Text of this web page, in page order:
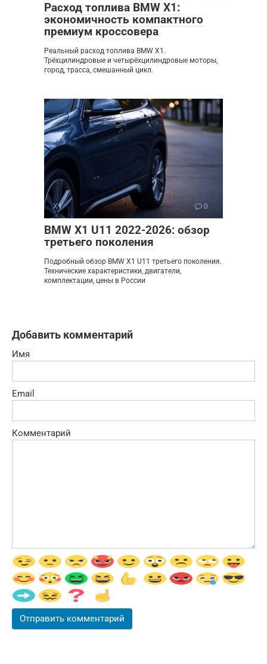
Расход топлива BMW X1:
экономичность компактного
премиум кроссовера
Реальный расход топлива BMW X1.
Трёхцилиндровые и четырёхцилиндровые моторы,
город, трасса, смешанный цикл.
X1 0
BMW X1 U11 2022-2026: обзор
третьего поколения
Подробный обзор BMW X1 U11 третьего поколения.
Технические характеристики, двигатели,
комплектации, цены в России
Добавить комментарий
Имя
Email
Комментарий